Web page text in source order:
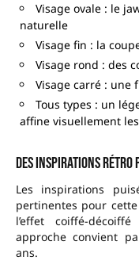
Visage ovale : le
naturelle
Visage fin : la
Visage rond : des
Visage carré : une
Tous types : un
affine visuellement
Des inspirations rétro
Les inspirations
pertinentes pour
l’effet coiffé-
approche convient
ans.